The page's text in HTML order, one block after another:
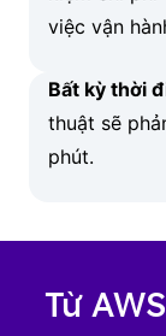
việc vận
Bất kỳ thời
thuật sẽ
phút.
Từ